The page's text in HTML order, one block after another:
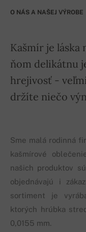
O NÁS A NAŠEJ VÝROBE
Kašmír je
ňom delikátnu
hrejivosť -
držíte niečo
Sme malá rodinná
kašmírové
našich produktov
objednávajú i
sortiment je
ktorých hrúbka
0,0155 mm.